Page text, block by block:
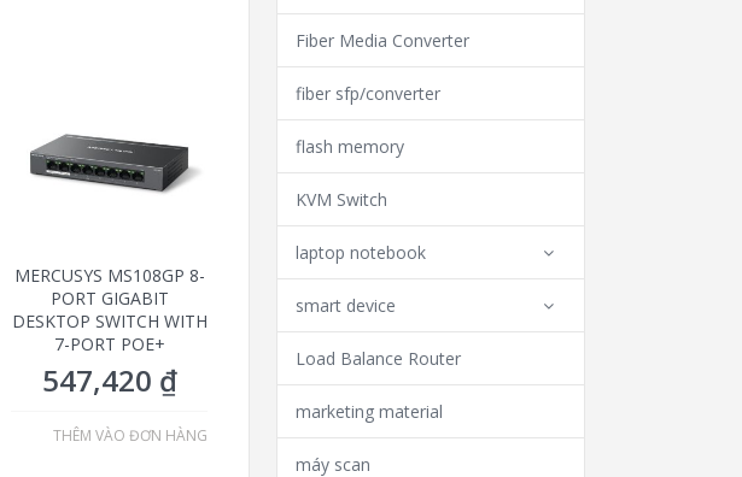
MERCUSYS MS108GP 8-
PORT GIGABIT
DESKTOP SWITCH WITH
7-PORT POE+
547,420 ₫
THÊM VÀO ĐƠN HÀNG
Fiber Media Converter
fiber sfp/converter
flash memory
KVM Switch
laptop notebook
smart device
Load Balance Router
marketing material
máy scan